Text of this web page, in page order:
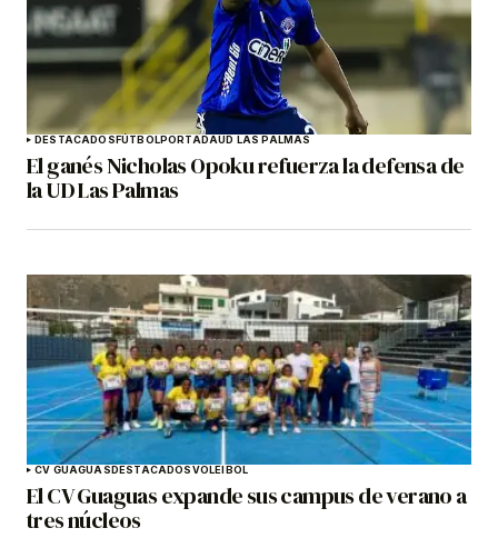
DESTACADOSFÚTBOLPORTADAUD LAS PALMAS
El ganés Nicholas Opoku refuerza la defensa de
la UD Las Palmas
CV GUAGUASDESTACADOSVOLEIBOL
El CV Guaguas expande sus campus de verano a
tres núcleos